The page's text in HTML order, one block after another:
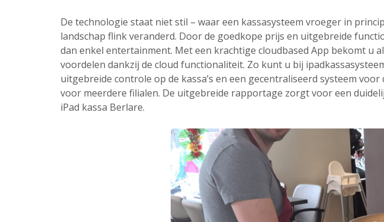
De technologie staat niet stil – waar een kassasysteem vroeger in
landschap flink veranderd. Door de goedkope prijs en uitgebreide
dan enkel entertainment. Met een krachtige cloudbased App bekomt u
voordelen dankzij de cloud functionaliteit. Zo kunt u bij
uitgebreide controle op de kassa’s en een gecentraliseerd systeem
voor meerdere filialen. De uitgebreide rapportage zorgt voor een
iPad kassa Berlare.